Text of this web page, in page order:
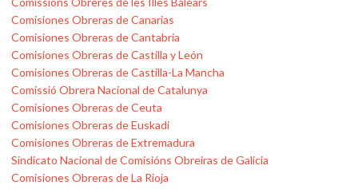
Comisiones Obreras de Canarias
Comisiones Obreras de Cantabria
Comisiones Obreras de Castilla y León
Comisiones Obreras de Castilla-La Mancha
Comissió Obrera Nacional de Catalunya
Comisiones Obreras de Ceuta
Comisiones Obreras de Euskadi
Comisiones Obreras de Extremadura
Sindicato Nacional de Comisións Obreiras de Galicia
Comisiones Obreras de La Rioja